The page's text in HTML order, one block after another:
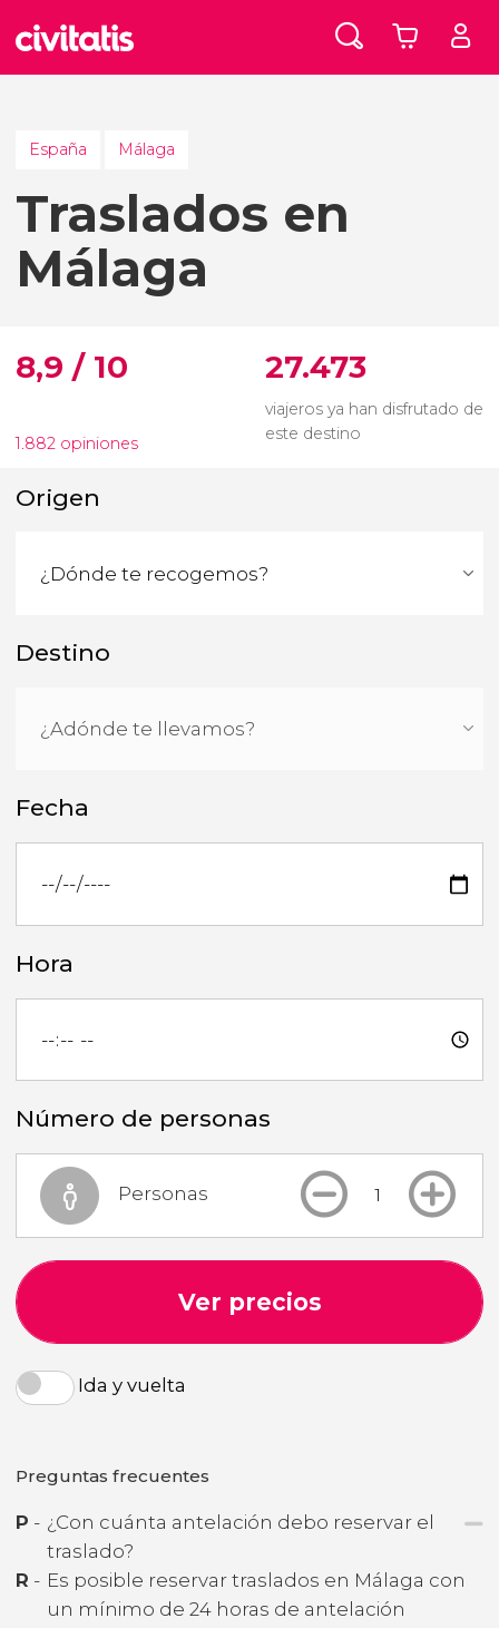
España Málaga
Traslados en
Málaga
8,9 / 10
1.882 opiniones
27.473
viajeros ya han disfrutado de
este destino
Origen
Destino
Fecha
Hora
Número de personas
Personas
Ver precios
Ida y vuelta
Preguntas frecuentes
P - ¿Con cuánta antelación debo reservar el
traslado?
R - Es posible reservar traslados en Málaga con
un mínimo de 24 horas de antelación